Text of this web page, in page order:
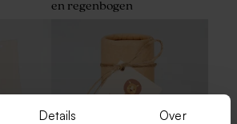
Details Over
en regenbogen